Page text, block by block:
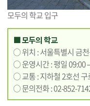
모두의 학교 입구
■ 모두의 학교
○ 위치 : 서울특별시 금
○ 운영시간 : 평일 09:00
○ 교통 : 지하철 2호선
○ 문의전화 : 02-852-